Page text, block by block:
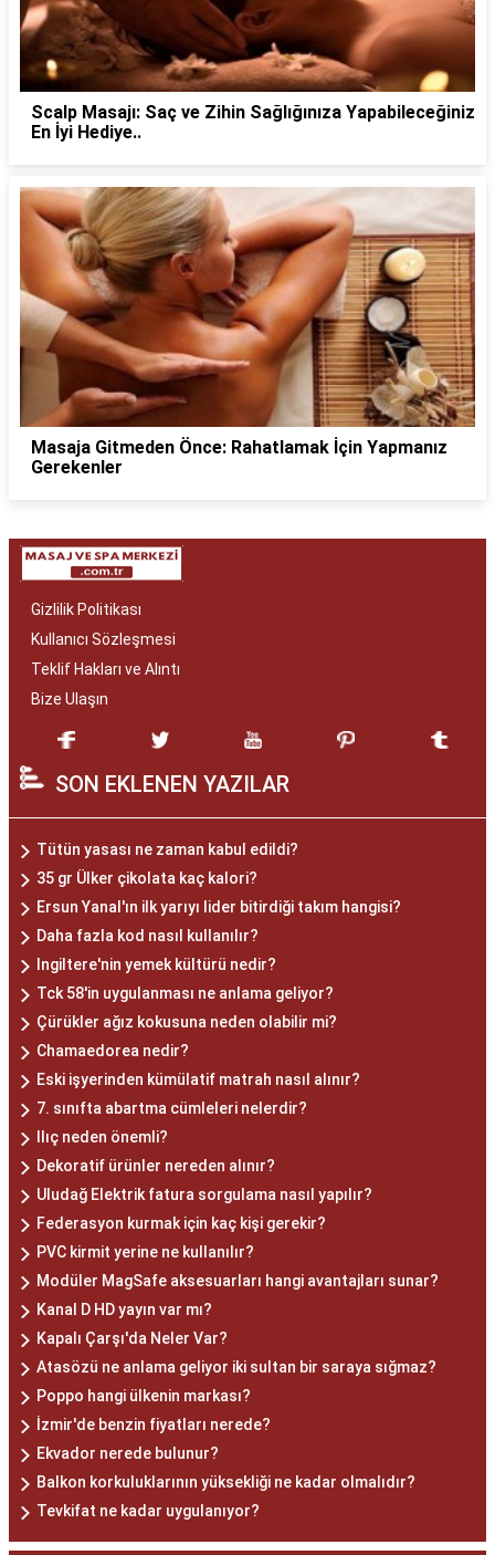
Scalp Masajı: Saç ve Zihin Sağlığınıza Yapabileceğiniz
En İyi Hediye..
Masaja Gitmeden Önce: Rahatlamak İçin Yapmanız
Gerekenler
Gizlilik Politikası
Kullanıcı Sözleşmesi
Teklif Hakları ve Alıntı
Bize Ulaşın
SON EKLENEN YAZILAR
Tütün yasası ne zaman kabul edildi?
35 gr Ülker çikolata kaç kalori?
Ersun Yanal'ın ilk yarıyı lider bitirdiği takım hangisi?
Daha fazla kod nasıl kullanılır?
Ingiltere'nin yemek kültürü nedir?
Tck 58'in uygulanması ne anlama geliyor?
Çürükler ağız kokusuna neden olabilir mi?
Chamaedorea nedir?
Eski işyerinden kümülatif matrah nasıl alınır?
7. sınıfta abartma cümleleri nelerdir?
Ilıç neden önemli?
Dekoratif ürünler nereden alınır?
Uludağ Elektrik fatura sorgulama nasıl yapılır?
Federasyon kurmak için kaç kişi gerekir?
PVC kirmit yerine ne kullanılır?
Modüler MagSafe aksesuarları hangi avantajları sunar?
Kanal D HD yayın var mı?
Kapalı Çarşı'da Neler Var?
Atasözü ne anlama geliyor iki sultan bir saraya sığmaz?
Poppo hangi ülkenin markası?
İzmir'de benzin fiyatları nerede?
Ekvador nerede bulunur?
Balkon korkuluklarının yüksekliği ne kadar olmalıdır?
Tevkifat ne kadar uygulanıyor?